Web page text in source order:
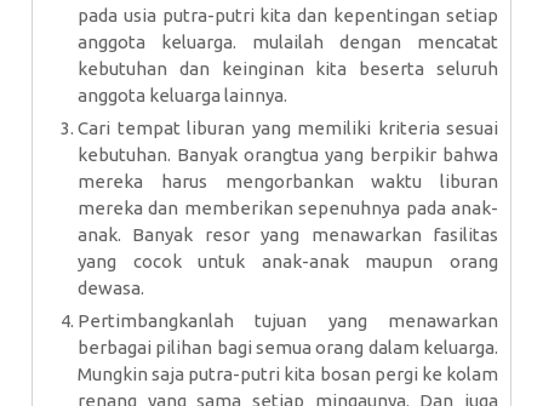
pada usia putra-putri kita dan kepentingan setiap
anggota keluarga. mulailah dengan mencatat
kebutuhan dan keinginan kita beserta seluruh
anggota keluarga lainnya.
Cari tempat liburan yang memiliki kriteria sesuai
kebutuhan. Banyak orangtua yang berpikir bahwa
mereka harus mengorbankan waktu liburan
mereka dan memberikan sepenuhnya pada anak-
anak. Banyak resor yang menawarkan fasilitas
yang cocok untuk anak-anak maupun orang
dewasa.
Pertimbangkanlah tujuan yang menawarkan
berbagai pilihan bagi semua orang dalam keluarga.
Mungkin saja putra-putri kita bosan pergi ke kolam
renang yang sama setiap mingaunya. Dan juga